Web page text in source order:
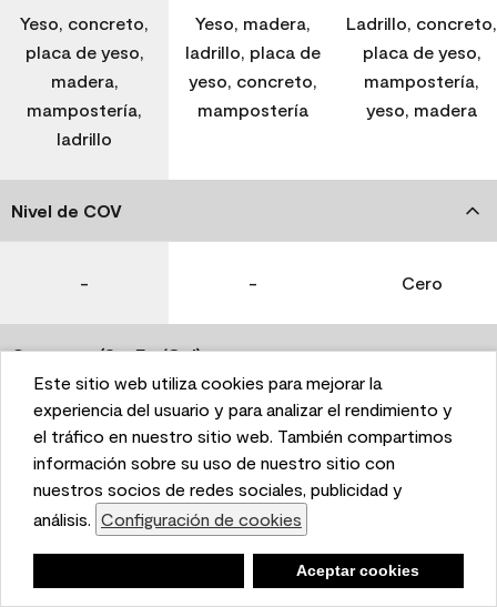
This website uses cookies to enhance user experience
and to analyze performance and traffic on our website.
We also share information about your use of our site
with our social media, advertising, and analytics
partners. Cookie Settings
Accept Cookies
Este sitio web utiliza cookies para mejorar la
experiencia del usuario y para analizar el rendimiento y
el tráfico en nuestro sitio web. También compartimos
información sobre su uso de nuestro sitio con
nuestros socios de redes sociales, publicidad y
análisis. Configuración de cookies
Aceptar cookies
Yeso, concreto,
placa de yeso,
madera,
mampostería,
ladrillo
Yeso, madera,
ladrillo, placa de
yeso, concreto,
mampostería
Ladrillo, concreto,
placa de yeso,
mampostería,
yeso, madera
Nivel de COV
- - Cero
Coverage (Sq. Ft./Gal)
350-400 400-450 400-450
Tiempo de secado
1 hora